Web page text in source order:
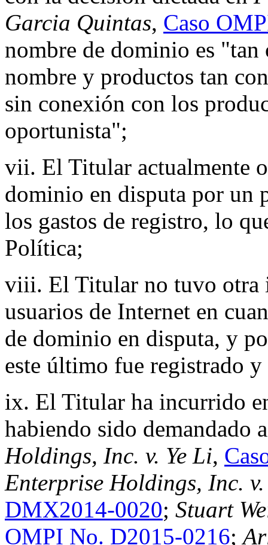
Garcia Quintas, Caso
nombre de dominio es
nombre y productos tan
sin conexión con los
oportunista";
vii. El Titular actualmente
dominio en disputa por un
los gastos de registro, lo
Política;
viii. El Titular no tuvo otra
usuarios de Internet en
de dominio en disputa, y
este último fue registrado
ix. El Titular ha incurrido
habiendo sido demandado
Holdings, Inc. v. Ye Li,
Enterprise Holdings, Inc. v.
DMX2014-0020; Stuart
OMPI No. D2015-0216;